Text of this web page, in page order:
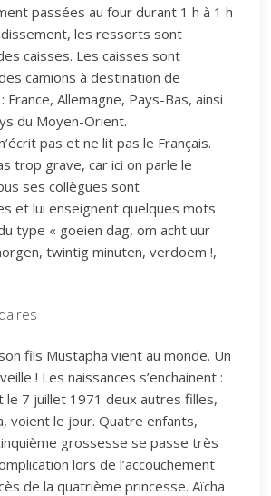
passées au four durant 1 h à 1 h
les ressorts sont
caisses. Les caisses sont
camions à destination de
Allemagne, Pays-Bas, ainsi
du Moyen-Orient.
pas et ne lit pas le Français.
trop grave, car ici on parle le
ses collègues sont
et lui enseignent quelques mots
type « goeien dag, om acht uur
twintig minuten, verdoem !,
fils Mustapha vient au monde. Un
! Les naissances s’enchainent :
le 7 juillet 1971 deux autres filles,
voient le jour. Quatre enfants,
grossesse se passe très
lors de l’accouchement
de la quatrième princesse. Aïcha